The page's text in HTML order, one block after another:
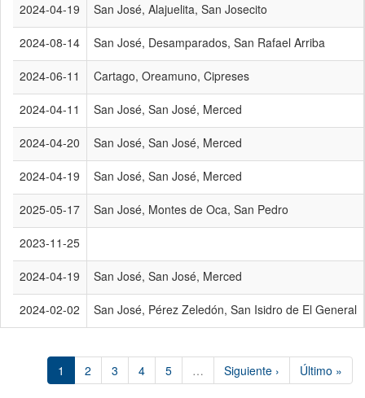
2024-04-19
San José, Alajuelita, San Josecito
2024-08-14 San José, Desamparados, San Rafael Arriba
2024-06-11 Cartago, Oreamuno, Cipreses
2024-04-11 San José, San José, Merced
2024-04-20 San José, San José, Merced
2024-04-19 San José, San José, Merced
2025-05-17 San José, Montes de Oca, San Pedro
2023-11-25
2024-04-19 San José, San José, Merced
2024-02-02 San José, Pérez Zeledón, San Isidro de El General
1 2 3 4 5 … Siguiente › Último »